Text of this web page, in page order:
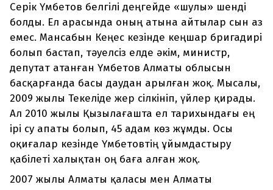
Серік Үмбетов белгілі деңгейде «шулы» шенді
болды. Ел арасында оның атына айтылар сын аз
емес. Мансабын Кеңес кезінде кеңшар бригадирі
болып бастап, тәуелсіз елде әкім, министр,
депутат атанған Үмбетов Алматы облысын
басқарғанда басы даудан арылған жоқ. Мысалы,
2009 жылы Текеліде жер сілкініп, үйлер қирады.
Ал 2010 жылы Қызылағашта ел тарихындағы ең
ірі су апаты болып, 45 адам көз жұмды. Осы
оқиғалар кезінде Үмбетовтің ұйымдастыру
қабілеті халықтан оң баға алған жоқ.
2007 жылы Алматы қаласы мен Алматы